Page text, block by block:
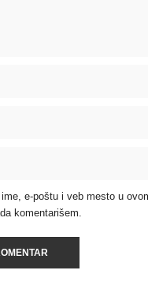
e-poštu i veb mesto u
komentarišem.